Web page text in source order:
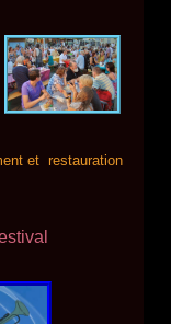
et restauration